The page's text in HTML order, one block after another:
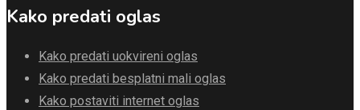
Kako predati oglas
Kako predati uokvireni oglas
Kako predati besplatni mali oglas
Kako postaviti internet oglas